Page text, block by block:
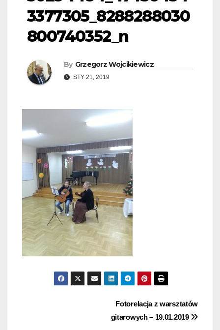
3377305_8288288030
800740352_n
By Grzegorz Wojcikiewicz
STY 21, 2019
Fotorelacja z warsztatów
gitarowych – 19.01.2019